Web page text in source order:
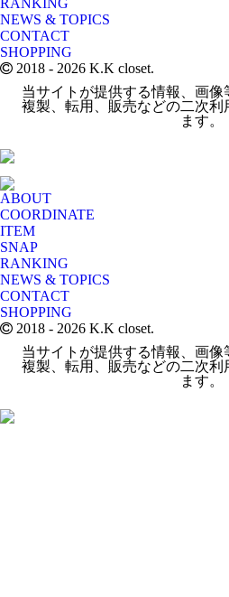
RANKING
NEWS & TOPICS
CONTACT
SHOPPING
2018 - 2026 K.K closet.
当サイトが提供する情報、画像
複製、転用、販売などの二次利
ます。
ABOUT
COORDINATE
ITEM
SNAP
RANKING
NEWS & TOPICS
CONTACT
SHOPPING
2018 - 2026 K.K closet.
当サイトが提供する情報、画像
複製、転用、販売などの二次利
ます。